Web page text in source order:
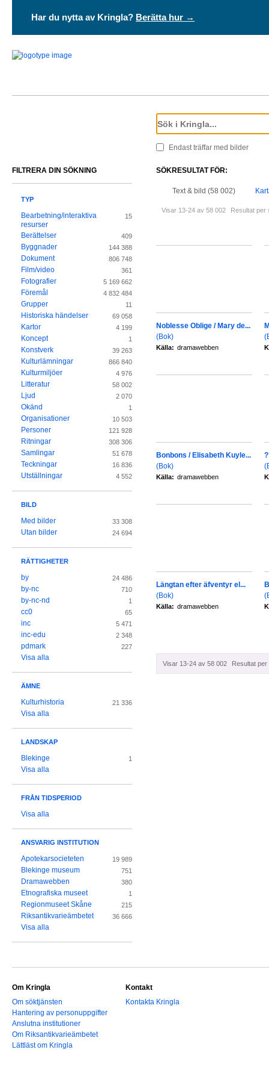
Har du nytta av Kringla? Berätta hur →
Endast träffar med bilder
SÖKRESULTAT FÖR:
Text & bild (58 002)
Visar 13-24 av 58 002 Resultat per
Noblesse Oblige / Mary de...
(Bok)
Källa: dramawebben
Bonbons / Elisabeth Kuyle...
(Bok)
Källa: dramawebben
Längtan efter äfventyr el...
(Bok)
Källa: dramawebben
Visar 13-24 av 58 002 Resultat per
FILTRERA DIN SÖKNING
TYP
Bearbetning/interaktiva
resurser
15
Berättelser 409
Byggnader 144 388
Dokument 806 748
Film/video 361
Fotografier 5 169 662
Föremål 4 832 484
Grupper 11
Historiska händelser 69 058
Kartor 4 199
Koncept 1
Konstverk 39 263
Kulturlämningar 866 840
Kulturmiljöer 4 976
Litteratur 58 002
Ljud 2 070
Okänd 1
Organisationer 10 503
Personer 121 928
Ritningar 308 306
Samlingar 51 678
Teckningar 16 836
Utställningar 4 552
BILD
Med bilder 33 308
Utan bilder 24 694
RÄTTIGHETER
by 24 486
by-nc 710
by-nc-nd 1
cc0 65
inc 5 471
inc-edu 2 348
pdmark 227
Visa alla
ÄMNE
Kulturhistoria 21 336
Visa alla
LANDSKAP
Blekinge 1
Visa alla
FRÅN TIDSPERIOD
Visa alla
ANSVARIG INSTITUTION
Apotekarsocieteten 19 989
Blekinge museum 751
Dramawebben 380
Etnografiska museet 1
Regionmuseet Skåne 215
Riksantikvarieämbetet 36 666
Visa alla
Om Kringla
Om söktjänsten
Hantering av personuppgifter
Anslutna institutioner
Om Riksantikvarieämbetet
Lättläst om Kringla
Kontakt
Kontakta Kringla